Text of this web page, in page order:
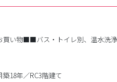
い物■■バス・トイレ別、温水洗
築18年／RC3階建て